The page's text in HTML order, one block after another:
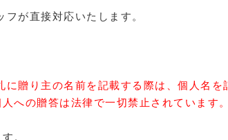
が直接対応いたします。
に贈り主の名前を記載する際は、 個人名を
への贈答は法律で一切禁止されています
。